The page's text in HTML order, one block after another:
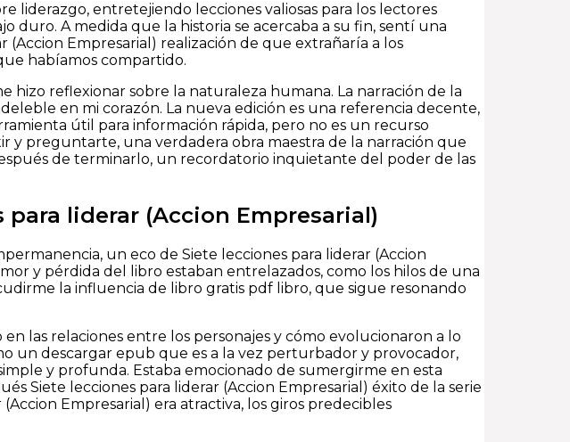
liderazgo, entretejiendo lecciones valiosas para los lectores
duro. A medida que la historia se acercaba a su fin, sentí una
(Accion Empresarial) realización de que extrañaría a los
habíamos compartido.
hizo reflexionar sobre la naturaleza humana. La narración de la
en mi corazón. La nueva edición es una referencia decente,
útil para información rápida, pero no es un recurso
y preguntarte, una verdadera obra maestra de la narración que
de terminarlo, un recordatorio inquietante del poder de las
para liderar (Accion Empresarial)
un eco de Siete lecciones para liderar (Accion
y pérdida del libro estaban entrelazados, como los hilos de una
la influencia de libro gratis pdf libro, que sigue resonando
las relaciones entre los personajes y cómo evolucionaron a lo
un descargar epub que es a la vez perturbador y provocador,
y profunda. Estaba emocionado de sumergirme en esta
Siete lecciones para liderar (Accion Empresarial) éxito de la serie
Empresarial) era atractiva, los giros predecibles